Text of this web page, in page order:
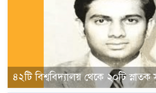
৪২টি বিশ্ববিদ্যালয় থেকে ২০টি